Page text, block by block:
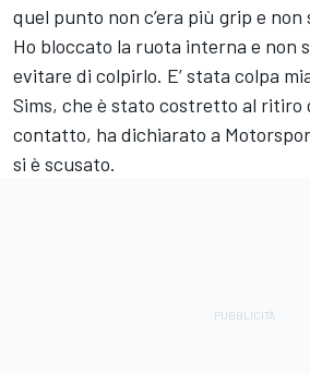
quel punto non c’era più grip e
Ho bloccato la ruota interna e non
evitare di colpirlo. E’ stata colpa
Sims, che è stato costretto al ritiro
contatto, ha dichiarato a
si è scusato.